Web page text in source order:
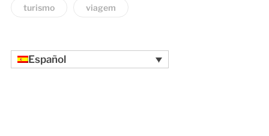
turismo viagem
Español